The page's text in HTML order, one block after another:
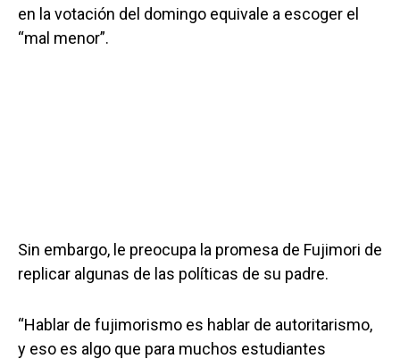
en la votación del domingo equivale a escoger el
“mal menor”.
Sin embargo, le preocupa la promesa de Fujimori de
replicar algunas de las políticas de su padre.
“Hablar de fujimorismo es hablar de autoritarismo,
y eso es algo que para muchos estudiantes